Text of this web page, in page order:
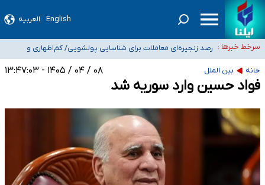
English العربیه
سرخط خبرها :
۵۰ ایستگاه هواشناسی در جنگ دچار آسیب‌های جدی شدند/ تخریب کامل دو رادار در
بوشهر و اهواز
شیب آسیب‌های اجتماعی در کشور افزایشی است
رصد زنجیره‌ای معاملات برای شناسایی پولشویی/ کم‌اظهاری و
بیش‌اظهاری زیر ذره‌بین مالیاتی
«حسین آقایاری» تراستی ابربدهکار کیست؟/ غارت پول نفت کشور با پاسپورت
ایرانی- افغانستانی
آسیب‌های جنگ، صدور گواهینامه موتورسواری زنان را به تأخیر انداخت
خانه بین الملل ۰۸ / ۰۴ / ۱۴۰۵ - ۱۳:۴۷:۰۳
فواد حسین وارد سوریه شد